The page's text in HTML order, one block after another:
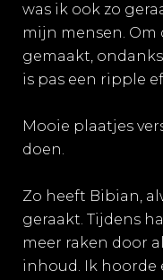
was ik ook zo
mijn mensen.
gemaakt,
is pas een ripple
Mooie plaatjes
doen.
Zo heeft Bibian,
geraakt. Tijdens
meer raken door
inhoud. Ik hoorde